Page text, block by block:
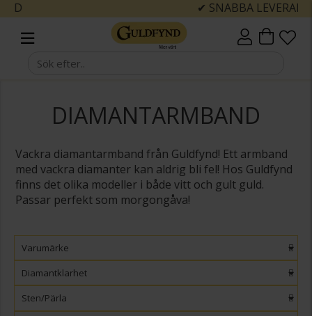
✔ SNABBA LEVERANSER
DIAMANTARMBAND
Vackra diamantarmband från Guldfynd! Ett armband
med vackra diamanter kan aldrig bli fel! Hos Guldfynd
finns det olika modeller i både vitt och gult guld.
Passar perfekt som morgongåva!
Varumärke
Diamantklarhet
Sten/Pärla